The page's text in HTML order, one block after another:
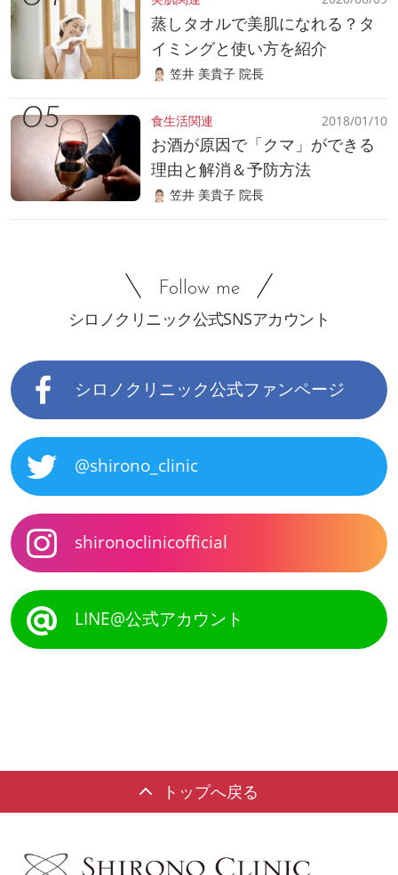
蒸しタオルで美肌になれる？タ
イミングと使い方を紹介
笠井 美貴子 院長
食生活関連 2018/01/10
お酒が原因で「クマ」ができる
理由と解消＆予防方法
笠井 美貴子 院長
Follow me
シロノクリニック公式SNSアカウント
シロノクリニック公式ファンページ
@shirono_clinic
shironoclinicofficial
LINE@公式アカウント
トップへ戻る